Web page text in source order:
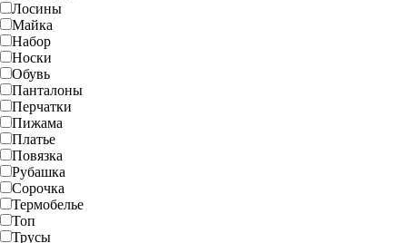
Лосины
Майка
Набор
Носки
Обувь
Панталоны
Перчатки
Пижама
Платье
Повязка
Рубашка
Сорочка
Термобелье
Топ
Трусы